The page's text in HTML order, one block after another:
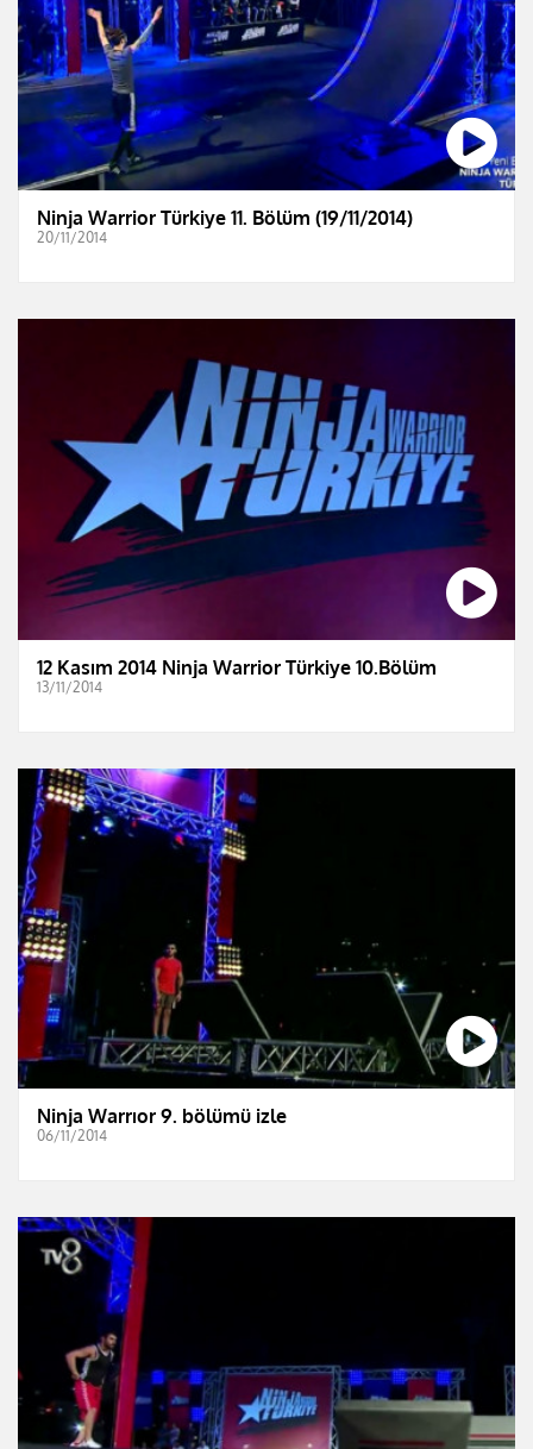
Ninja Warrior Türkiye 11. Bölüm (19/11/2014)
20/11/2014
12 Kasım 2014 Ninja Warrior Türkiye 10.Bölüm
13/11/2014
Ninja Warrıor 9. bölümü izle
06/11/2014